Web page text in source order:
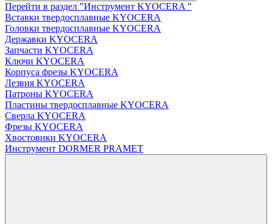
Перейти в раздел "Инструмент KYOCERA "
Вставки твердосплавные KYOCERA
Головки твердосплавные KYOCERA
Державки KYOCERA
Запчасти KYOCERA
Ключи KYOCERA
Корпуса фрезы KYOCERA
Лезвия KYOCERA
Патроны KYOCERA
Пластины твердосплавные KYOCERA
Сверла KYOCERA
Фрезы KYOCERA
Хвостовики KYOCERA
Инструмент DORMER PRAMET